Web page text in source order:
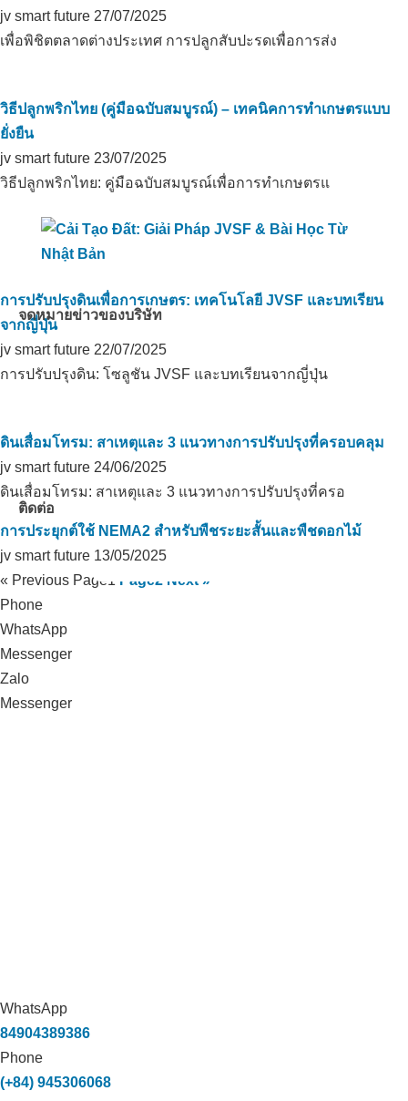
จดหมายข่าวของบริษัท
ติดต่อ
jv smart future 27/07/2025
เพื่อพิชิตตลาดต่างประเทศ การปลูกสับปะรดเพื่อการส่ง
วิธีปลูกพริกไทย (คู่มือฉบับสมบูรณ์) – เทคนิคการทำเกษตรแบบ
ยั่งยืน
jv smart future 23/07/2025
วิธีปลูกพริกไทย: คู่มือฉบับสมบูรณ์เพื่อการทำเกษตรแ
การปรับปรุงดินเพื่อการเกษตร: เทคโนโลยี JVSF และบทเรียน
จากญี่ปุ่น
jv smart future 22/07/2025
การปรับปรุงดิน: โซลูชัน JVSF และบทเรียนจากญี่ปุ่น
ดินเสื่อมโทรม: สาเหตุและ 3 แนวทางการปรับปรุงที่ครอบคลุม
jv smart future 24/06/2025
ดินเสื่อมโทรม: สาเหตุและ 3 แนวทางการปรับปรุงที่ครอ
การประยุกต์ใช้ NEMA2 สำหรับพืชระยะสั้นและพืชดอกไม้
jv smart future 13/05/2025
« Previous Page1 Page2 Next »
Phone
WhatsApp
Messenger
Zalo
Messenger
WhatsApp
84904389386
Phone
(+84) 945306068